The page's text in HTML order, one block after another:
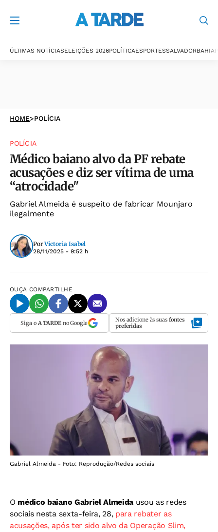
ÚLTIMAS NOTÍCIASELEIÇÕES 2026POLÍTICAESPORTESSALVADORBAHIA
HOME>POLÍCIA
POLÍCIA
Médico baiano alvo da PF rebate
acusações e diz ser vítima de uma
“atrocidade"
Gabriel Almeida é suspeito de fabricar Mounjaro
ilegalmente
Por Victoria Isabel
28/11/2025 - 9:52 h
OUÇA COMPARTILHE
Siga o A TARDEno Google Nos adicione às suas fontes
preferidas
Gabriel Almeida - Foto: Reprodução/Redes sociais
O médico baiano Gabriel Almeida usou as redes
sociais nesta sexta-feira, 28,para rebater as
acusações, após ter sido alvo da Operação Slim,